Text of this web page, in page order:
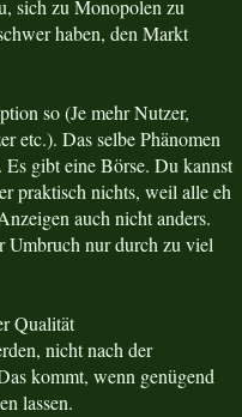
sich zu Monopolen zu
haben, den Markt
so (Je mehr Nutzer,
etc.). Das selbe Phänomen
gibt eine Börse. Du kannst
praktisch nichts, weil alle eh
auch nicht anders.
Umbruch nur durch zu viel
Qualität
nicht nach der
kommt, wenn genügend
lassen.